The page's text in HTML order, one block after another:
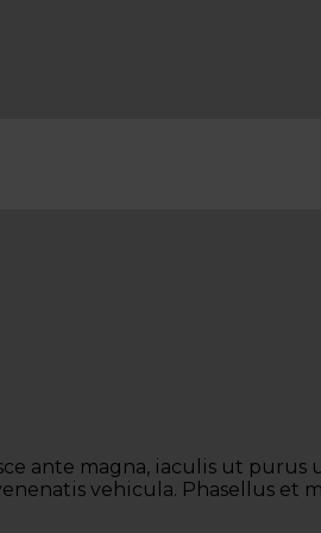
ante magna, iaculis ut
vehicula. Phasellus et